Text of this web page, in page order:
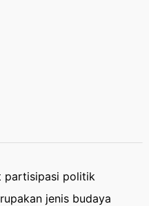
partisipasi politik
jenis budaya